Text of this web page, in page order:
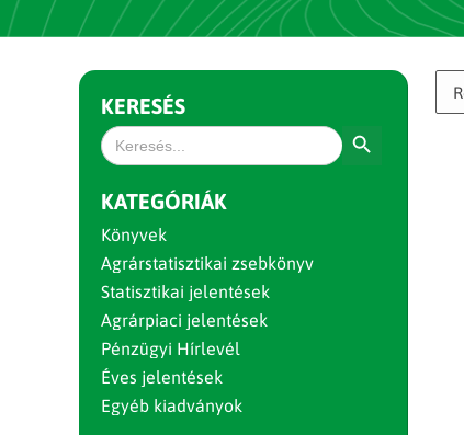
KERESÉS
Search
for:
KATEGÓRIÁK
Könyvek
Agrárstatisztikai zsebkönyv
Statisztikai jelentések
Agrárpiaci jelentések
Pénzügyi Hírlevél
Éves jelentések
Egyéb kiadványok